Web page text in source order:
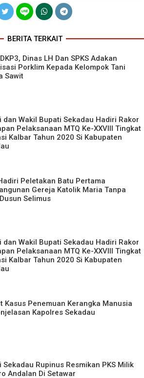
BERITA TERKAIT
Dinas LH Dan SPKS Adakan
Porklim Kepada Kelompok Tani
Sawit
dan Wakil Bupati Sekadau Hadiri Rakor
Pelaksanaan MTQ Ke-XXVIII Tingkat
Kalbar Tahun 2020 Si Kabupaten
Peletakan Batu Pertama
Gereja Katolik Maria Tanpa
Selimus
dan Wakil Bupati Sekadau Hadiri Rakor
Pelaksanaan MTQ Ke-XXVIII Tingkat
Kalbar Tahun 2020 Si Kabupaten
Kasus Penemuan Kerangka Manusia
Kapolres Sekadau
Sekadau Rupinus Resmikan PKS Milik
Andalan Di Setawar